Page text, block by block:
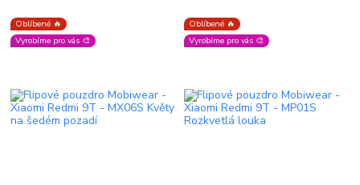
Oblíbené 🔥
Vyrobíme pro vás 🎨
Oblíbené 🔥
Vyrobíme pro vás 🎨